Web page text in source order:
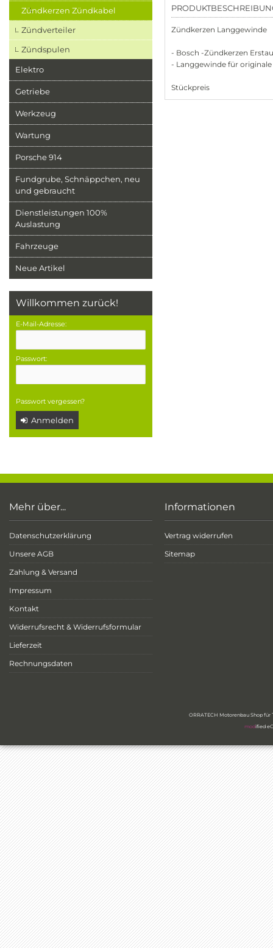
Zündkerzen Zündkabel
Zündverteiler
Zündspulen
Elektro
Getriebe
Werkzeug
Wartung
Porsche 914
Fundgrube, Schnäppchen, neu
und gebraucht
Dienstleistungen 100%
Auslastung
Fahrzeuge
Neue Artikel
Willkommen zurück!
E-Mail-Adresse:
Passwort:
Passwort vergessen?
Anmelden
Zündkerzen Langgewinde
- Bosch -Zündkerzen
- Langgewinde für originale
Stückpreis
Mehr über...
Datenschutzerklärung
Unsere AGB
Zahlung & Versand
Impressum
Kontakt
Widerrufsrecht & Widerrufsformular
Lieferzeit
Rechnungsdaten
Informationen
Vertrag widerrufen
Sitemap
ORRATECH Motorenbau Shop für
modified